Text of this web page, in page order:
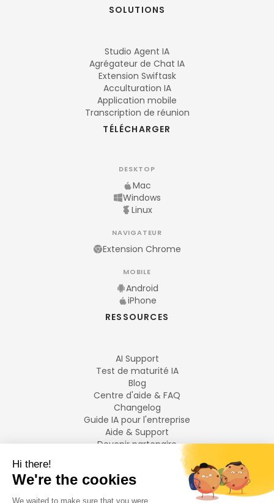
SOLUTIONS
Studio Agent IA
Agrégateur de Chat IA
Extension Swiftask
Acculturation IA
Application mobile
Transcription de réunion
TÉLÉCHARGER
DESKTOP
Mac
Windows
Linux
NAVIGATEUR
Extension Chrome
MOBILE
Android
iPhone
RESSOURCES
AI Support
Test de maturité IA
Blog
Centre d'aide & FAQ
Changelog
Guide IA pour l'entreprise
Aide & Support
Devenir partenaire
LANGUES